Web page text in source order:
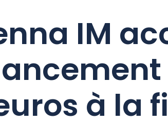
IM
à la